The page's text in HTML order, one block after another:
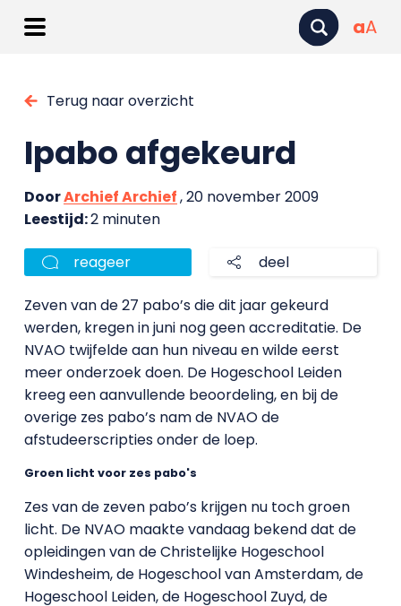
aA
Terug naar overzicht
Ipabo afgekeurd
DoorArchief Archief, 20 november 2009
Leestijd:2 minuten
reageer deel
Zeven van de 27 pabo’s die dit jaar gekeurd
werden, kregen in juni nog geen accreditatie. De
NVAO twijfelde aan hun niveau en wilde eerst
meer onderzoek doen. De Hogeschool Leiden
kreeg een aanvullende beoordeling, en bij de
overige zes pabo’s nam de NVAO de
afstudeerscripties onder de loep.
Groen licht voor zes pabo's
Zes van de zeven pabo’s krijgen nu toch groen
licht. De NVAO maakte vandaag bekend dat de
opleidingen van de Christelijke Hogeschool
Windesheim, de Hogeschool van Amsterdam, de
Hogeschool Leiden, de Hogeschool Zuyd, de